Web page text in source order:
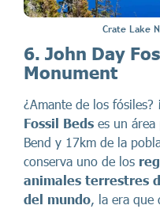
Crate Lake
6. John Day
Monument
¿Amante de los fósiles?
Fossil Beds es un
Bend y 17km de la
conserva uno de los
animales terrestres
del mundo, la era que